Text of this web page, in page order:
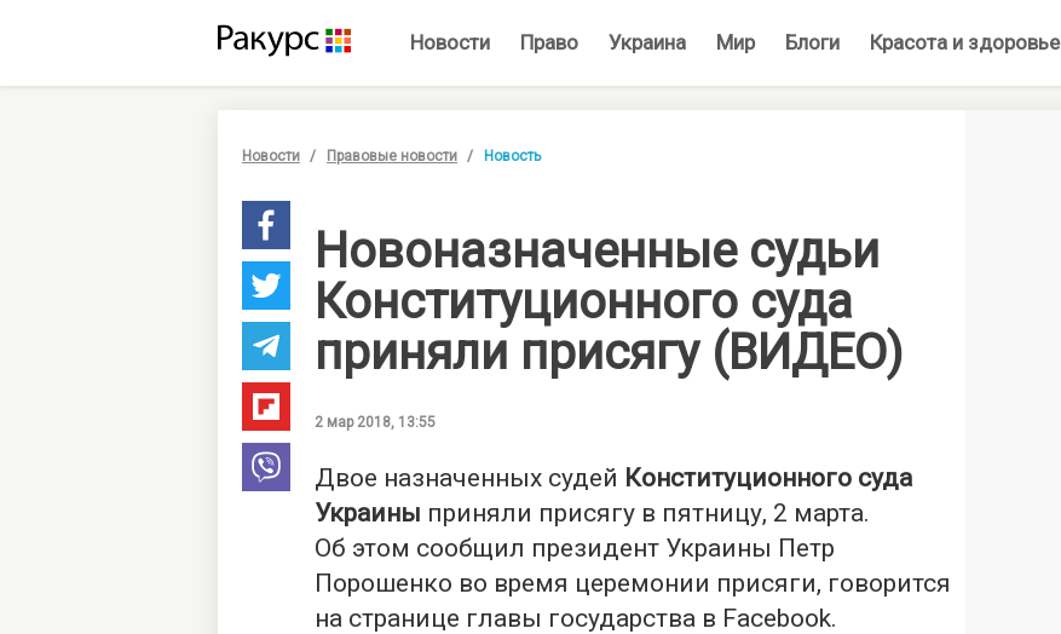
Новости Право Украина Мир Блоги Красота и здоровье
Новости Правовые новости Новость
Новоназначенные судьи
Конституционного суда
приняли присягу (ВИДЕО)
2 мар 2018, 13:55
Двое назначенных судей Конституционного суда
Украины приняли присягу в пятницу, 2 марта.
Об этом сообщил президент Украины Петр
Порошенко во время церемонии присяги, говорится
на странице главы государства в Facebook.